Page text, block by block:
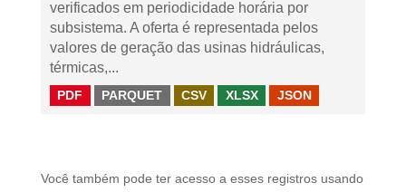
verificados em periodicidade horária por
subsistema. A oferta é representada pelos
valores de geração das usinas hidráulicas,
térmicas,...
PDF PARQUET CSV XLSX JSON
Você também pode ter acesso a esses registros usando